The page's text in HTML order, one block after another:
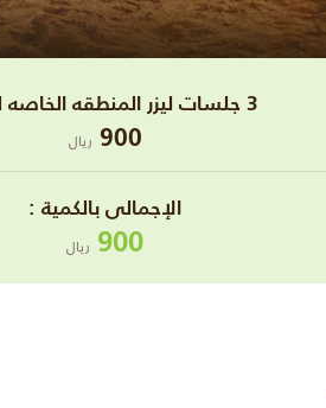
3 جلسات ليزر المنطقه الخاصه للرجال
900 ريال
اﻹجمالى بالكمية :
900 ريال